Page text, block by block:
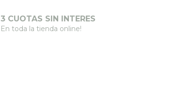
3 CUOTAS SIN INTERES
En toda la tienda online!